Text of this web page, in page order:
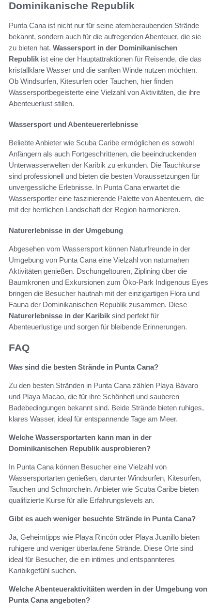
Dominikanische Republik
Punta Cana ist nicht nur für seine atemberaubenden Strände
bekannt, sondern auch für die aufregenden Abenteuer, die sie
zu bieten hat. Wassersport in der Dominikanischen
Republik ist eine der Hauptattraktionen für Reisende, die das
kristallklare Wasser und die sanften Winde nutzen möchten.
Ob Windsurfen, Kitesurfen oder Tauchen, hier finden
Wassersportbegeisterte eine Vielzahl von Aktivitäten, die ihre
Abenteuerlust stillen.
Wassersport und Abenteuererlebnisse
Beliebte Anbieter wie Scuba Caribe ermöglichen es sowohl
Anfängern als auch Fortgeschrittenen, die beeindruckenden
Unterwasserwelten der Karibik zu erkunden. Die Tauchkurse
sind professionell und bieten die besten Voraussetzungen für
unvergessliche Erlebnisse. In Punta Cana erwartet die
Wassersportler eine faszinierende Palette von Abenteuern, die
mit der herrlichen Landschaft der Region harmonieren.
Naturerlebnisse in der Umgebung
Abgesehen vom Wassersport können Naturfreunde in der
Umgebung von Punta Cana eine Vielzahl von naturnahen
Aktivitäten genießen. Dschungeltouren, Ziplining über die
Baumkronen und Exkursionen zum Öko-Park Indigenous Eyes
bringen die Besucher hautnah mit der einzigartigen Flora und
Fauna der Dominikanischen Republik zusammen. Diese
Naturerlebnisse in der Karibik sind perfekt für
Abenteuerlustige und sorgen für bleibende Erinnerungen.
FAQ
Was sind die besten Strände in Punta Cana?
Zu den besten Stränden in Punta Cana zählen Playa Bávaro
und Playa Macao, die für ihre Schönheit und sauberen
Badebedingungen bekannt sind. Beide Strände bieten ruhiges,
klares Wasser, ideal für entspannende Tage am Meer.
Welche Wassersportarten kann man in der
Dominikanischen Republik ausprobieren?
In Punta Cana können Besucher eine Vielzahl von
Wassersportarten genießen, darunter Windsurfen, Kitesurfen,
Tauchen und Schnorcheln. Anbieter wie Scuba Caribe bieten
qualifizierte Kurse für alle Erfahrungslevels an.
Gibt es auch weniger besuchte Strände in Punta Cana?
Ja, Geheimtipps wie Playa Rincón oder Playa Juanillo bieten
ruhigere und weniger überlaufene Strände. Diese Orte sind
ideal für Besucher, die ein intimes und entspannteres
Karibikgefühl suchen.
Welche Abenteueraktivitäten werden in der Umgebung von
Punta Cana angeboten?